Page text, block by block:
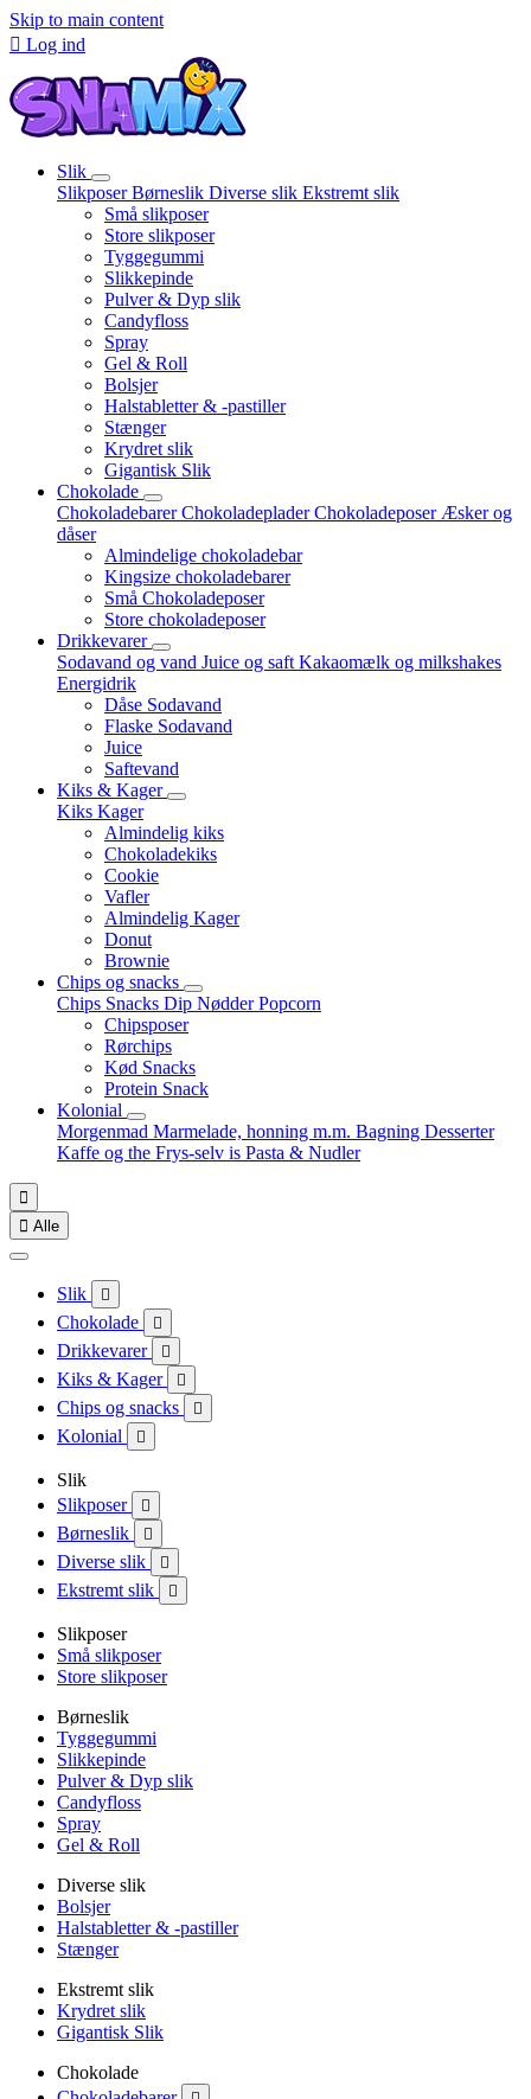
Skip to main content
 Log ind
Slik
SlikposerBørneslik Diverse slik Ekstremt slik
Små slikposer
Store slikposer
Tyggegummi
Slikkepinde
Pulver & Dyp slik
Candyfloss
Spray
Gel & Roll
Bolsjer
Halstabletter & -pastiller
Stænger
Krydret slik
Gigantisk Slik
Chokolade
ChokoladebarerChokoladepladerChokoladeposer Æsker og
dåser
Almindelige chokoladebar
Kingsize chokoladebarer
Små Chokoladeposer
Store chokoladeposer
Drikkevarer
Sodavand og vand Juice og saft Kakaomælk og milkshakes
Energidrik
Dåse Sodavand
Flaske Sodavand
Juice
Saftevand
Kiks & Kager
Kiks Kager
Almindelig kiks
Chokoladekiks
Cookie
Vafler
Almindelig Kager
Donut
Brownie
Chips og snacks
Chips Snacks Dip NødderPopcorn
Chipsposer
Rørchips
Kød Snacks
Protein Snack
Kolonial
Morgenmad Marmelade, honning m.m. Bagning Desserter
Kaffe og the Frys-selv is Pasta & Nudler

 Alle
Slik 
Chokolade 
Drikkevarer 
Kiks & Kager 
Chips og snacks 
Kolonial 
Slik
Slikposer

Børneslik 
Diverse slik 
Ekstremt slik 
Slikposer
Små slikposer
Store slikposer
Børneslik
Tyggegummi
Slikkepinde
Pulver & Dyp slik
Candyfloss
Spray
Gel & Roll
Diverse slik
Bolsjer
Halstabletter & -pastiller
Stænger
Ekstremt slik
Krydret slik
Gigantisk Slik
Chokolade